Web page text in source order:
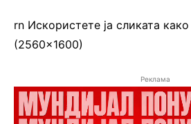
rn Искористете ја сликата
(2560×1600)
Реклама